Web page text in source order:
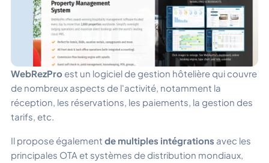
WebRezPro est un logiciel de gestion hôtelière qui couvre
de nombreux aspects de l'activité, notamment la
réception, les réservations, les paiements, la gestion des
tarifs, etc.
Il propose également de multiples intégrations avec les
principales OTA et systèmes de distribution mondiaux,